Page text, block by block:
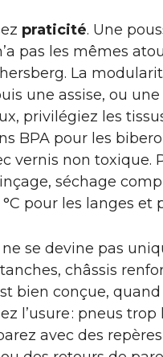
praticité. Une
pas les mêmes
La
une assise, ou
privilégiez les
BPA pour les
vernis non toxique.
séchage
pour les langes et
ne se devine pas
châssis
bien conçue,
l’usure : pneus
avec des